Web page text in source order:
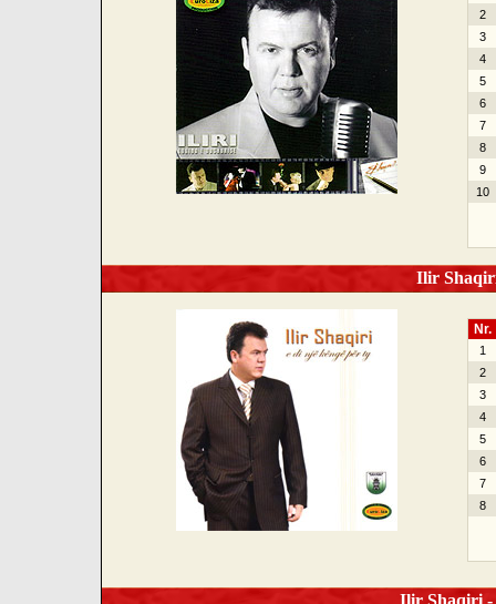
2
3
4
5
6
7
8
9
10
Ilir
Nr.
1
2
3
4
5
6
7
8
Ilir Shaqiri